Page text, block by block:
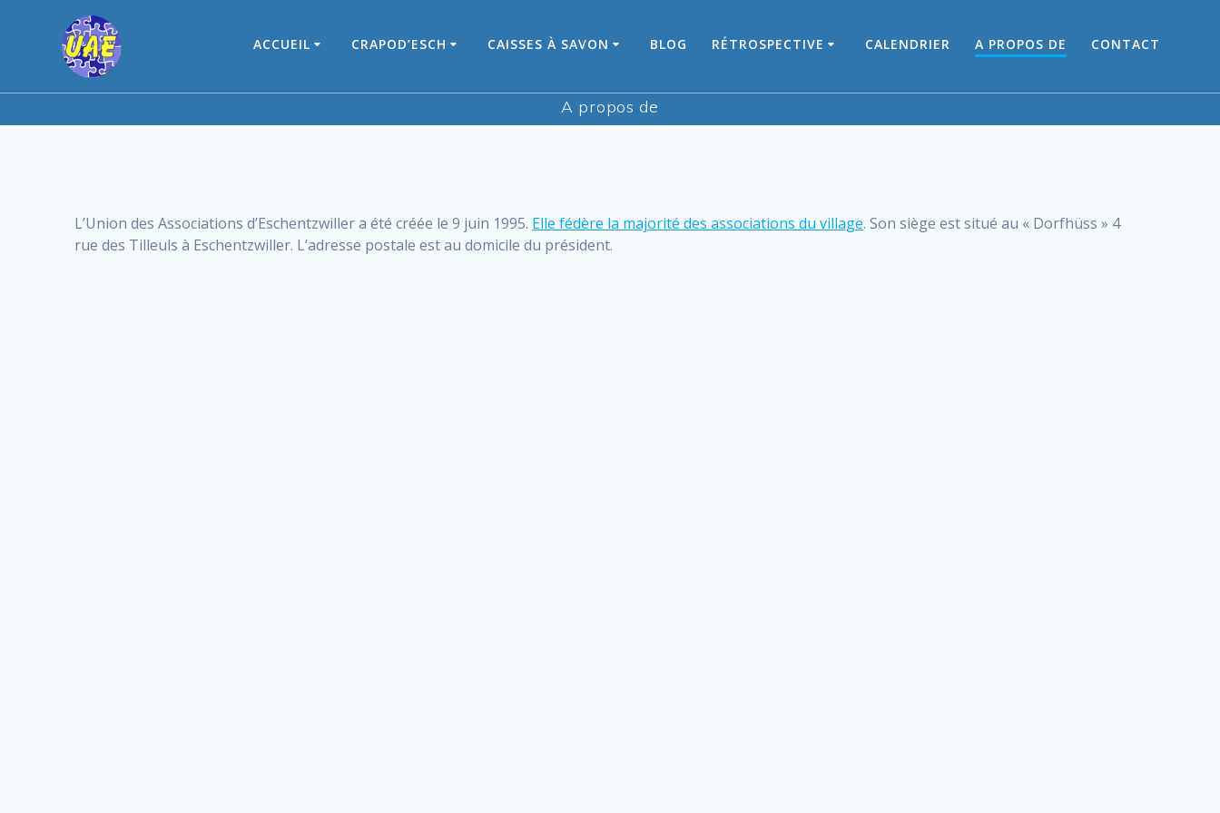
ACCUEIL CRAPOD’ESCH CAISSES À SAVON BLOG RÉTROSPECTIVE CALENDRIER A PROPOS DE CONTACT
A propos de
L’Union des Associations d’Eschentzwiller a été créée le 9 juin 1995. Elle fédère la majorité des associations du village. Son siège est situé au « Dorfhüss » 4
rue des Tilleuls à Eschentzwiller. L’adresse postale est au domicile du président.